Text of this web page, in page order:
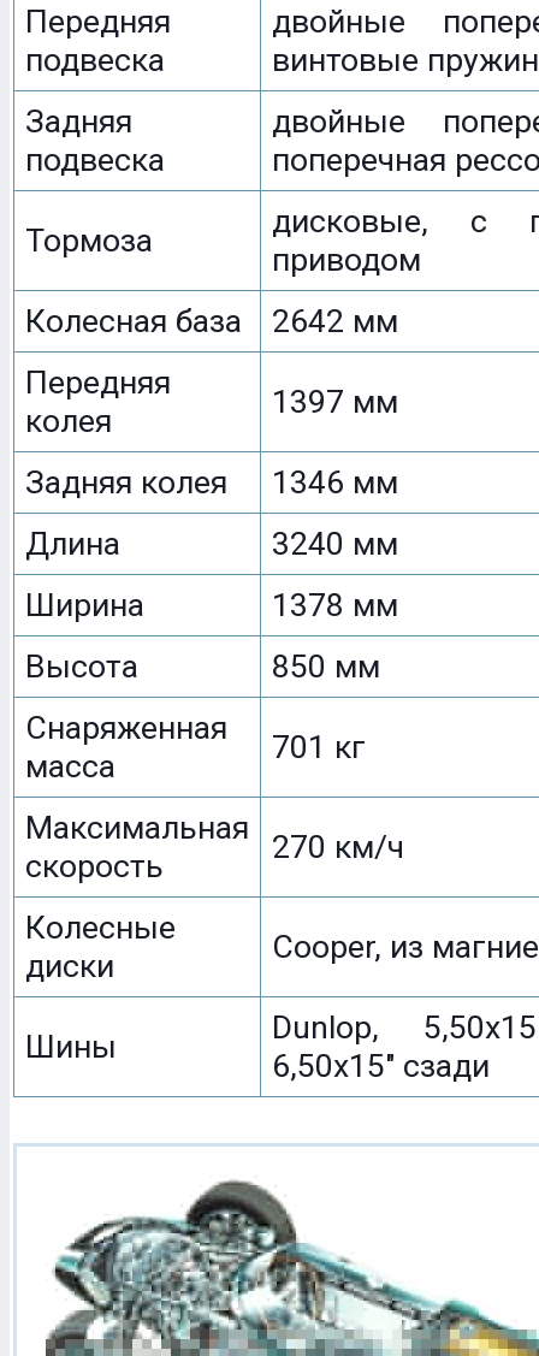
Передняя
подвеска
двойные
винтовые
Задняя
подвеска
двойные
поперечная
Тормоза
дисковые, с
приводом
Колесная база
2642 мм
Передняя
колея
1397 мм
Задняя колея
1346 мм
Длина
3240 мм
Ширина
1378 мм
Высота
850 мм
Снаряженная
масса
701 кг
Максимальная
скорость
270 км/ч
Колесные
диски
Cooper, из
Шины
Dunlop,
6,50x15" сзади